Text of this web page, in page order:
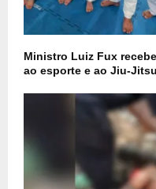
Ministro Luiz Fux
ao esporte e ao Jiu-Jitsu